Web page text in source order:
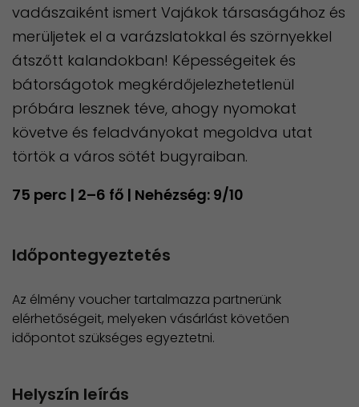
vadászaiként ismert Vajákok társaságához és
merüljetek el a varázslatokkal és szörnyekkel
átszőtt kalandokban! Képességeitek és
bátorságotok megkérdőjelezhetetlenül
próbára lesznek téve, ahogy nyomokat
követve és feladványokat megoldva utat
törtök a város sötét bugyraiban.
75 perc | 2–6 fő | Nehézség: 9/10
Időpontegyeztetés
Az élmény voucher tartalmazza partnerünk
elérhetőségeit, melyeken vásárlást követően
időpontot szükséges egyeztetni.
Helyszín leírás